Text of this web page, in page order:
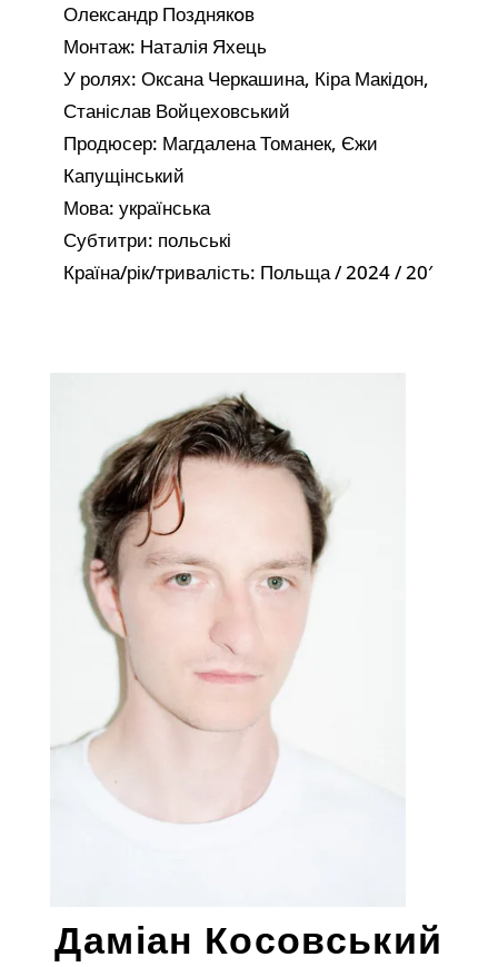
Олександр Позднякoв
Монтаж: Наталія Яхець
У ролях: Оксана Черкашина, Кіра Макідон,
Станіслав Войцеховський
Продюсер: Магдалена Томанек, Єжи
Капущінський
Мова: українська
Субтитри: польські
Країна/рік/тривалість: Польща / 2024 / 20′
Даміан Косовський